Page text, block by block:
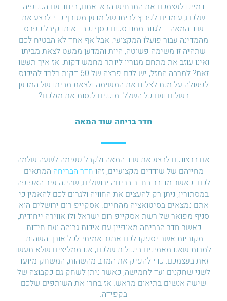
דמיינו לעצמכם את התרחיש הבא: אתם, ביחד עם הכנופיה
שלכם, עומדים לפרוץ לביתו של מדען מטורף כדי לבצע את
שוד המאה – לגנוב ממנו סכום כסף נכבד אותו קיבל כפרס
מהמדינה עבור פועלו המקצועי. אבל אף אחד לא הבטיח לכם
שתהיה זו משימה פשוטה, היות והמדען ממעט לצאת מביתו
ואינו עוזב את מתחם מגוריו ליותר מחמש דקות. אז איך תעשו
זאת? למרבה המזל, יש לכם פרצה של 60 דקות בלבד להיכנס
לפעולה על מנת לצלוח את המשימה ולצאת מביתו של המדען
בשלום ועם כל השלל. מוכנים לנסות את מזלכם?
חדר בריחה שוד המאה
אם ברצונכם לבצע את שוד המאה ולקבל טעימה לשעה שלמה
מחייהם של שודדים מקצועיים, זהו חדר הבריחה המתאים
לכם. כאשר מדובר בחדר בריחה ירושלים, שהינה עיר האפופה
במסתורין, ניתן רק להעצים את החוויה ולגרום לכם להאמין כי
אתם נמצאים בסיטואציה מהחיים. אסקייפ רום ירושלים הוא
סניף מפואר של רשת אסקייפ רום ישראל ולו אווירה ייחודית,
כאשר חדר הבריחה מאופיין עם איכות גבוהה ועם חידות
מקוריות אשר יספקו לכם אתגר אמיתי לכל אורך השהות.
למרות שאנו מאמינים ביכולות שלכם, אנו ממליצים שלא תעשו
זאת בעצמכם: כדי להפיק את המרב מהשהות, המשחק מיועד
לשני שחקנים ועד לחמישה, כאשר ניתן לשחק גם כקבוצה של
שישה אנשים בתיאום מראש. אז בחרו את השותפים שלכם
בקפידה.